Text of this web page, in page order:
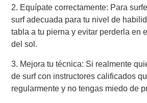
2. Equípate correctamente: Para
surf adecuada para tu nivel de
tabla a tu pierna y evitar perderla en
del sol.
3. Mejora tu técnica: Si realmente
de surf con instructores calificados
regularmente y no tengas miedo de